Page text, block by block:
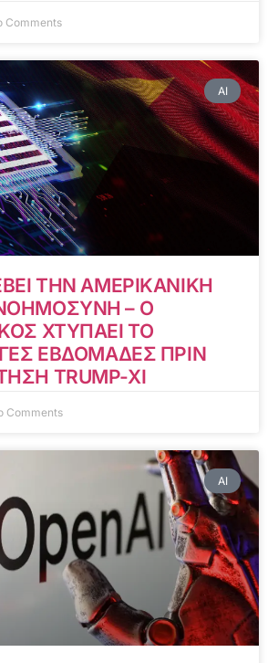
Comments
AI
ΤΗΝ ΑΜΕΡΙΚΑΝΙΚΗ
– Ο
ΧΤΥΠΑΕΙ ΤΟ
ΕΒΔΟΜΑΔΕΣ ΠΡΙΝ
TRUMP-XI
Comments
AI